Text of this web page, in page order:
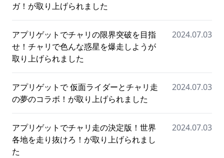
ガ！が取り上げられました
アプリゲットでチャリの限界突破を目指
せ！チャリで色んな惑星を爆走しようが
取り上げられました
2024.07.03
アプリゲットで 仮面ライダーとチャリ走
の夢のコラボ！が取り上げられました
2024.07.03
アプリゲットでチャリ走の決定版！世界
各地を走り抜けろ！が取り上げられまし
た
2024.07.03